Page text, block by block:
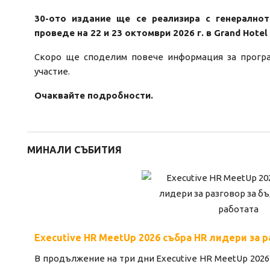
30-ото издание ще се реализира с
проведе на 22 и 23 октомври 2026 г. в Grand Hotel
Скоро ще споделим повече информация за
участие.
Очаквайте подробности.
МИНАЛИ СЪБИТИЯ
Executive HR MeetUp 2026 събра HR лидери за
В продължение на три дни Executive HR MeetUp